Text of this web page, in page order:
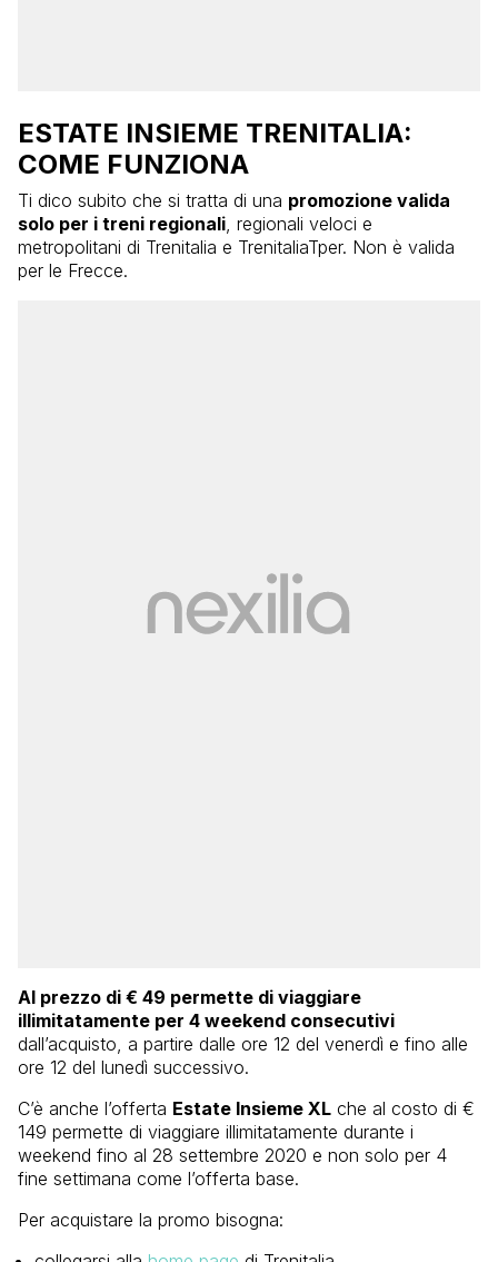
ESTATE INSIEME TRENITALIA:
COME FUNZIONA
Ti dico subito che si tratta di una promozione valida
solo per i treni regionali , regionali veloci e
metropolitani di Trenitalia e TrenitaliaTper. Non è valida
per le Frecce.
Al prezzo di € 49 permette di viaggiare
illimitatamente per 4 weekend consecutivi
dall’acquisto, a partire dalle ore 12 del venerdì e fino alle
ore 12 del lunedì successivo.
C’è anche l’offerta Estate Insieme XL che al costo di €
149 permette di viaggiare illimitatamente durante i
weekend fino al 28 settembre 2020 e non solo per 4
fine settimana come l’offerta base.
Per acquistare la promo bisogna: